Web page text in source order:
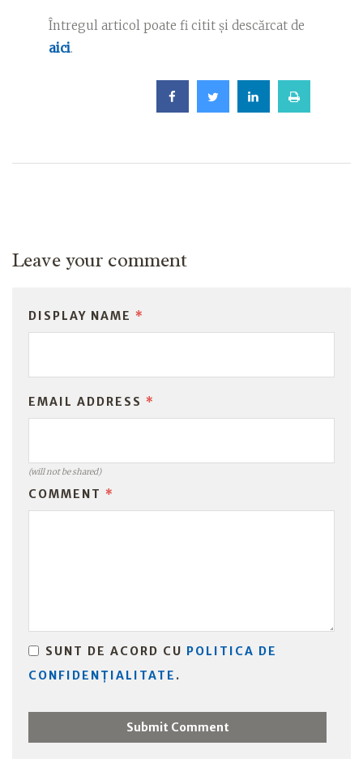
Întregul articol poate fi citit și descărcat de
aici.
Leave your comment
DISPLAY NAME *
EMAIL ADDRESS *
(will not be shared)
COMMENT *
SUNT DE ACORD CU POLITICA DE
CONFIDENȚIALITATE .